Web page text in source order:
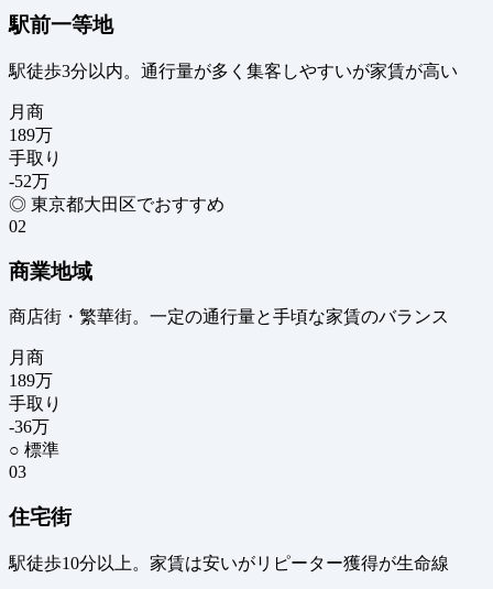
駅前一等地
駅徒歩3分以内。通行量が多く集客しやすいが家賃が高い
月商
189万
手取り
-52万
◎ 東京都大田区でおすすめ
02
商業地域
商店街・繁華街。一定の通行量と手頃な家賃のバランス
月商
189万
手取り
-36万
○ 標準
03
住宅街
駅徒歩10分以上。家賃は安いがリピーター獲得が生命線